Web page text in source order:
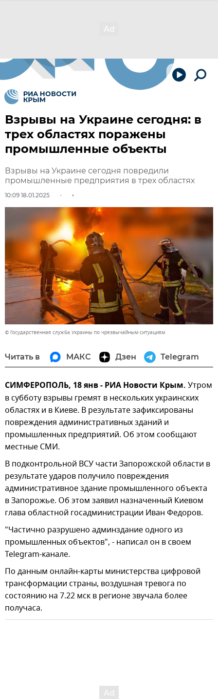
Взрывы на Украине сегодня: в
трех областях поражены
промышленные объекты
Взрывы на Украине сегодня повредили
промышленные предприятия в трех областях
10:09 18.01.2025
© Государственная служба Украины по чрезвычайным ситуациям
Читать в МАКС Дзен Telegram
СИМФЕРОПОЛЬ, 18 янв - РИА Новости Крым. Утром
в субботу взрывы гремят в нескольких украинских
областях и в Киеве. В результате зафиксированы
повреждения административных зданий и
промышленных предприятий. Об этом сообщают
местные СМИ.
В подконтрольной ВСУ части Запорожской области в
результате ударов получило повреждения
административное здание промышленного объекта
в Запорожье. Об этом заявил назначенный Киевом
глава областной госадминистрации Иван Федоров.
"Частично разрушено админздание одного из
промышленных объектов", - написал он в своем
Telegram-канале.
По данным онлайн-карты министерства цифровой
трансформации страны, воздушная тревога по
состоянию на 7.22 мск в регионе звучала более
получаса.